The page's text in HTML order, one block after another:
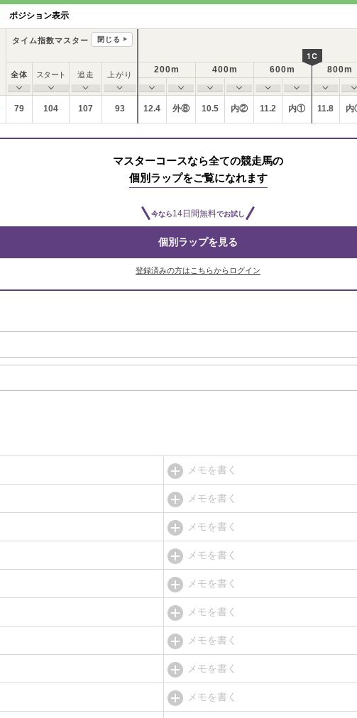
ポジション表示
タイム指数マスター 閉じる
全体 スタート 追走 上がり 200m 400m 600m
1C
800m
79 104 107 93 12.4 外⑧ 10.5 内② 11.2 内① 11.8
マスターコースなら全ての競走馬の
個別ラップをご覧になれます
今なら14日間無料でお試し
個別ラップを見る
登録済みの方はこちらからログイン
メモを書く
メモを書く
メモを書く
メモを書く
メモを書く
メモを書く
メモを書く
メモを書く
メモを書く